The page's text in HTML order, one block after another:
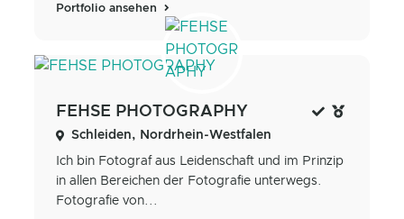
Portfolio ansehen
FEHSE PHOTOGRAPHY
Schleiden, Nordrhein-Westfalen
Ich bin Fotograf aus Leidenschaft und im Prinzip
in allen Bereichen der Fotografie unterwegs.
Fotografie von...